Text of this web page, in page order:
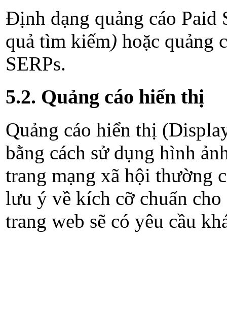
Định dạng quảng cáo Paid
quả tìm kiếm) hoặc quảng
SERPs.
5.2. Quảng cáo hiển thị
Quảng cáo hiển thị
bằng cách sử dụng hình
trang mạng xã hội thường
lưu ý về kích cỡ chuẩn
trang web sẽ có yêu cầu